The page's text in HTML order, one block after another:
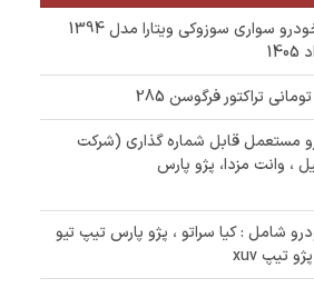
✅ مزایده یک دستگاه خودرو سواری سوزوکی ویتارا مدل 1394
مستعمل قابل شماره گذاری (شرکت
، وانت مزدا، پژو پارس
خودرو شامل : کیا سراتو ، پژو پارس تیپ تیو